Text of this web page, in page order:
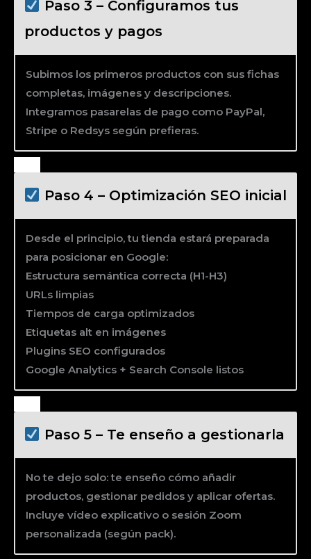
Paso 3 – Configuramos tus
productos y pagos
Subimos los primeros productos con sus fichas
completas, imágenes y descripciones.
Integramos pasarelas de pago como PayPal,
Stripe o Redsys según prefieras.
Paso 4 – Optimización SEO inicial
Desde el principio, tu tienda estará preparada
para posicionar en Google:
Estructura semántica correcta (H1-H3)
URLs limpias
Tiempos de carga optimizados
Etiquetas alt en imágenes
Plugins SEO configurados
Google Analytics + Search Console listos
Paso 5 – Te enseño a gestionarla
No te dejo solo: te enseño cómo añadir
productos, gestionar pedidos y aplicar ofertas.
Incluye vídeo explicativo o sesión Zoom
personalizada (según pack).